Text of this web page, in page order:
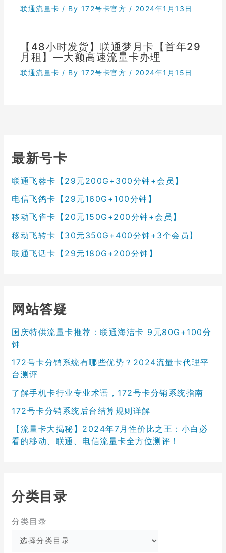
联通流量卡 / By 172号卡官方 / 2024年1月13日
【48小时发货】联通梦月卡【首年29
月租】—大额高速流量卡办理
联通流量卡 / By 172号卡官方 / 2024年1月15日
最新号卡
联通飞蓉卡【29元200G+300分钟+会员】
电信飞鸽卡【29元160G+100分钟】
移动飞雀卡【20元150G+200分钟+会员】
移动飞转卡【30元350G+400分钟+3个会员】
联通飞话卡【29元180G+200分钟】
网站答疑
国庆特供流量卡推荐：联通海洁卡 9元80G+100分
钟
172号卡分销系统有哪些优势？2024流量卡代理平
台测评
了解手机卡行业专业术语，172号卡分销系统指南
172号卡分销系统后台结算规则详解
【流量卡大揭秘】2024年7月性价比之王：小白必
看的移动、联通、电信流量卡全方位测评！
分类目录
分类目录